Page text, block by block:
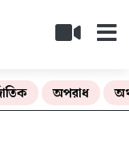
অপরাধ